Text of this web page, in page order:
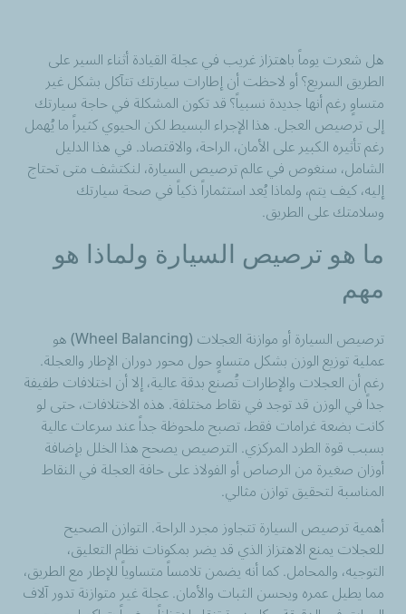
هل شعرت يوماً باهتزاز غريب في عجلة القيادة أثناء السير على
الطريق السريع؟ أو لاحظت أن إطارات سيارتك تتآكل بشكل غير
متساوٍ رغم أنها جديدة نسبياً؟ قد تكون المشكلة في حاجة سيارتك
إلى ترصيص العجل. هذا الإجراء البسيط لكن الحيوي كثيراً ما يُهمل
رغم تأثيره الكبير على الأمان، الراحة، والاقتصاد. في هذا الدليل
الشامل، سنغوص في عالم ترصيص السيارة، لنكتشف متى تحتاج
إليه، كيف يتم، ولماذا يُعد استثماراً ذكياً في صحة سيارتك
وسلامتك على الطريق.
ما هو ترصيص السيارة ولماذا هو
مهم
ترصيص السيارة أو موازنة العجلات (Wheel Balancing) هو
عملية توزيع الوزن بشكل متساوٍ حول محور دوران الإطار والعجلة.
رغم أن العجلات والإطارات تُصنع بدقة عالية، إلا أن اختلافات طفيفة
جداً في الوزن قد توجد في نقاط مختلفة. هذه الاختلافات، حتى لو
كانت بضعة غرامات فقط، تصبح ملحوظة جداً عند سرعات عالية
بسبب قوة الطرد المركزي. الترصيص يصحح هذا الخلل بإضافة
أوزان صغيرة من الرصاص أو الفولاذ على حافة العجلة في النقاط
المناسبة لتحقيق توازن مثالي.
أهمية ترصيص السيارة تتجاوز مجرد الراحة. التوازن الصحيح
للعجلات يمنع الاهتزاز الذي قد يضر بمكونات نظام التعليق،
التوجيه، والمحامل. كما أنه يضمن تلامساً متساوياً للإطار مع الطريق،
مما يطيل عمره ويحسن الثبات والأمان. عجلة غير متوازنة تدور آلاف